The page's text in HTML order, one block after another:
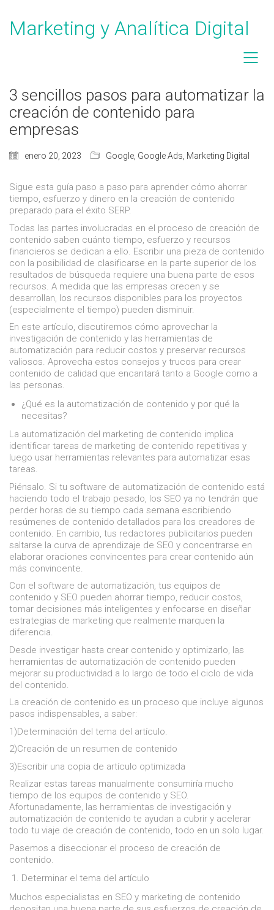
Marketing y Analítica Digital
3 sencillos pasos para automatizar la
creación de contenido para
empresas
enero 20, 2023 Google Google Ads Marketing Digital
Sigue esta guía paso a paso para aprender cómo ahorrar
tiempo, esfuerzo y dinero en la creación de contenido
preparado para el éxito SERP.
Todas las partes involucradas en el proceso de creación de
contenido saben cuánto tiempo, esfuerzo y recursos
financieros se dedican a ello. Escribir una pieza de contenido
con la posibilidad de clasificarse en la parte superior de los
resultados de búsqueda requiere una buena parte de esos
recursos. A medida que las empresas crecen y se
desarrollan, los recursos disponibles para los proyectos
(especialmente el tiempo) pueden disminuir.
En este artículo, discutiremos cómo aprovechar la
investigación de contenido y las herramientas de
automatización para reducir costos y preservar recursos
valiosos. Aprovecha estos consejos y trucos para crear
contenido de calidad que encantará tanto a Google como a
las personas.
¿Qué es la automatización de contenido y por qué la
necesitas?
La automatización del marketing de contenido implica
identificar tareas de marketing de contenido repetitivas y
luego usar herramientas relevantes para automatizar esas
tareas.
Piénsalo. Si tu software de automatización de contenido está
haciendo todo el trabajo pesado, los SEO ya no tendrán que
perder horas de su tiempo cada semana escribiendo
resúmenes de contenido detallados para los creadores de
contenido. En cambio, tus redactores publicitarios pueden
saltarse la curva de aprendizaje de SEO y concentrarse en
elaborar oraciones convincentes para crear contenido aún
más convincente.
Con el software de automatización, tus equipos de
contenido y SEO pueden ahorrar tiempo, reducir costos,
tomar decisiones más inteligentes y enfocarse en diseñar
estrategias de marketing que realmente marquen la
diferencia.
Desde investigar hasta crear contenido y optimizarlo, las
herramientas de automatización de contenido pueden
mejorar su productividad a lo largo de todo el ciclo de vida
del contenido.
La creación de contenido es un proceso que incluye algunos
pasos indispensables, a saber:
1)Determinación del tema del artículo.
2)Creación de un resumen de contenido
3)Escribir una copia de artículo optimizada
Realizar estas tareas manualmente consumiría mucho
tiempo de los equipos de contenido y SEO.
Afortunadamente, las herramientas de investigación y
automatización de contenido te ayudan a cubrir y acelerar
todo tu viaje de creación de contenido, todo en un solo lugar.
Pasemos a diseccionar el proceso de creación de
contenido.
Determinar el tema del artículo
Muchos especialistas en SEO y marketing de contenido